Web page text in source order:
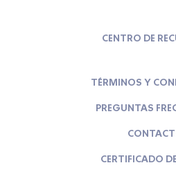
CENTRO DE
TÉRMINOS Y
PREGUNTAS
CERTIFICADO